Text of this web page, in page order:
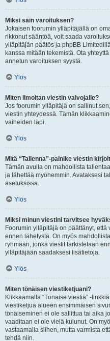
Miksi sain varoituksen?
Jokaisen foorumin ylläpitäjällä on
rikkonut sääntöä, voit saada
ylläpitäjän päätös ja phpBB
kanssa mitään tekemistä. Ota
annetun varoituksen syystä.
Ylös
Miten ilmoitan viestin valvojalle?
Jos foorumin ylläpitäjä on sallinut
viestin yhteydessä. Tämän
vaiheiden läpi.
Ylös
Mitä “Tallenna”-painike viestin
Tämän avulla on mahdollista
ja lähettää myöhemmin. Avataksesi
asetuksissa.
Ylös
Miksi minun viestini tarvitsee
Foorumin ylläpitäjä on päättänyt,
ennen lähetystä. On myös
ryhmään, jonka viestit tarkistetaan
ylläpitäjään saadaksesi lisätietoja.
Ylös
Miten tönäisen viestiketjuani?
Klikkaamalla “Tönaise viestiä” -
viestiketjua alueen ensimmäisen
tönäiseminen ei ole sallittua tai aika
vaaditaan ei ole vielä kulunut. On
vastaamalla siihen, mutta varmista
tehdä niin.